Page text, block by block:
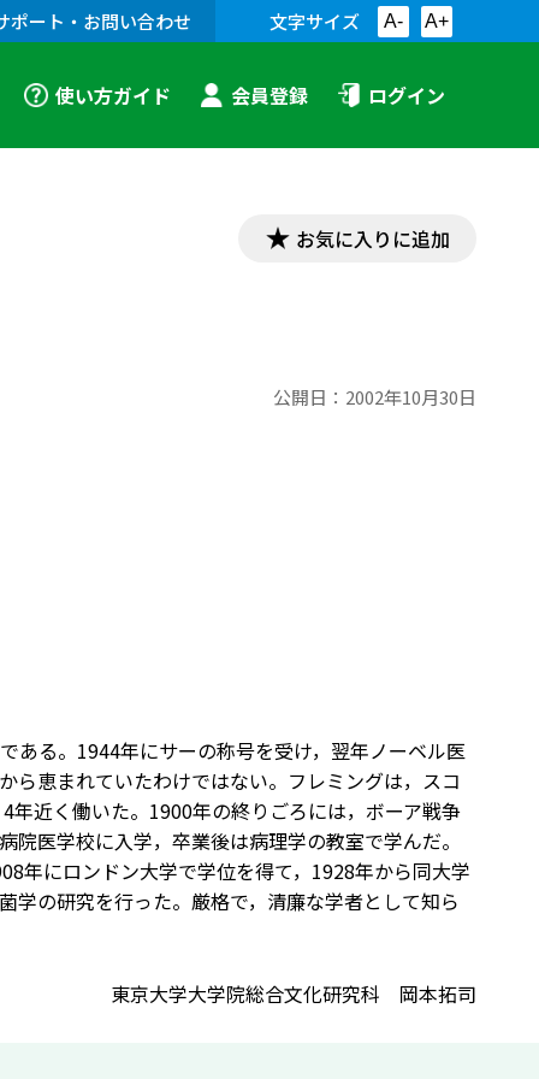
ポート・お問い合わせ 文字サイズ A- A+
使い方ガイド 会員登録 ログイン
お気に入りに追加
公開日： 2002年10月30日
ある。1944年にサーの称号を受け，翌年ノーベル医
ら恵まれていたわけではない。フレミングは，スコ
近く働いた。1900年の終りごろには，ボーア戦争
医学校に入学，卒業後は病理学の教室で学んだ。
年にロンドン大学で学位を得て，1928年から同大学
学の研究を行った。厳格で，清廉な学者として知ら
東京大学大学院総合文化研究科 岡本拓司